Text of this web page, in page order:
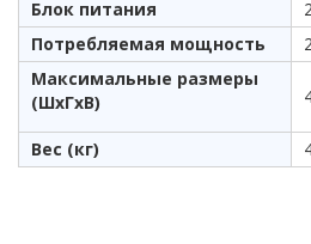
Блок питания
Потребляемая мощность
Максимальные размеры
(ШхГхВ)
Вес (кг)